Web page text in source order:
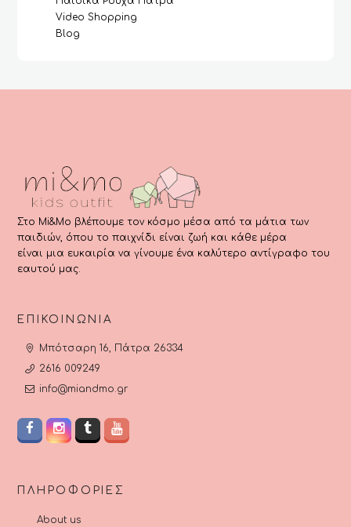
Video Shopping
Blog
Στο Mi&Mo βλέπουμε τον κόσμο μέσα από τα μάτια των
παιδιών, όπου το παιχνίδι είναι ζωή και κάθε μέρα
είναι μια ευκαιρία να γίνουμε ένα καλύτερο αντίγραφο του
εαυτού μας.
ΕΠΙΚΟΙΝΩΝΊΑ
Μπότσαρη 16, Πάτρα 26334
2616 009249
info@miandmo.gr
ΠΛΗΡΟΦΟΡΊΕΣ
About us